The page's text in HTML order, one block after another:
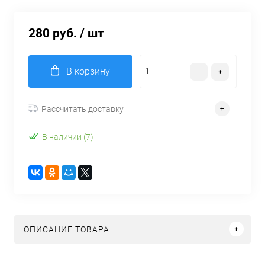
280 руб. / шт
В корзину
Рассчитать доставку
В наличии (7)
ОПИСАНИЕ ТОВАРА